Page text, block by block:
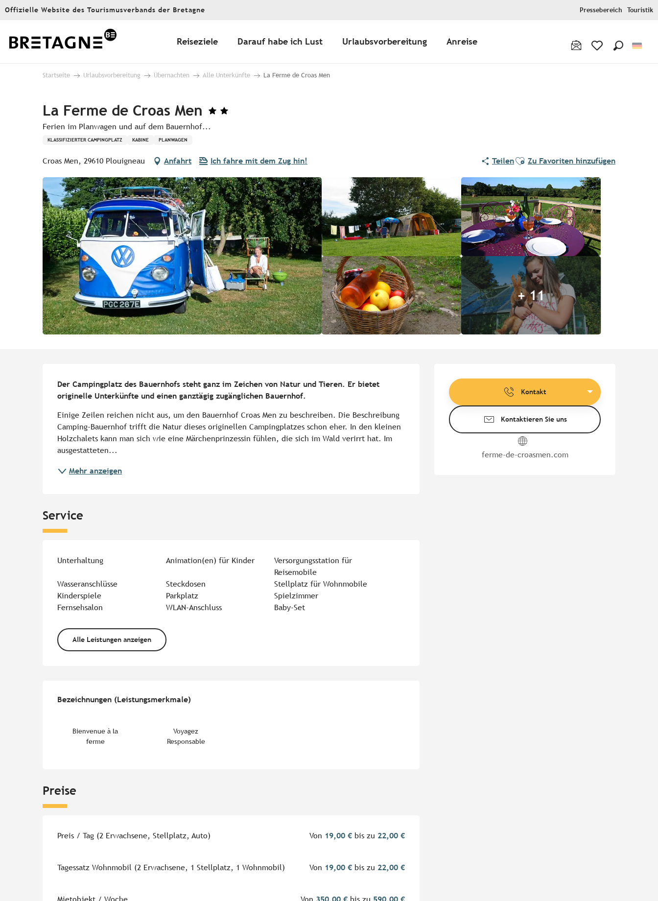
Aller
principal
Offizielle Website des Tourismusverbands der Bretagne Pressebereich Touristik
Reiseziele Darauf habe ich Lust Urlaubsvorbereitung Anreise
Startseite Urlaubsvorbereitung Übernachten Alle Unterkünfte La Ferme de Croas Men
La Ferme de Croas Men
Ferien im Planwagen und auf dem Bauernhof...
KLASSIFIZIERTER CAMPINGPLATZ KABINE PLANWAGEN
Croas Men, 29610 Plouigneau Anfahrt Ich fahre mit dem Zug hin! TeilenAjouter aux favoris
Zu Favoriten hinzufügen
+ 11
Öffnungszeiten &
Kontakt
Kontaktieren Sie uns
ferme-de-croasmen.com
Der Campingplatz des Bauernhofs steht ganz im Zeichen von Natur und Tieren. Er bietet
originelle Unterkünfte und einen ganztägig zugänglichen Bauernhof.
Einige Zeilen reichen nicht aus, um den Bauernhof Croas Men zu beschreiben. Die Beschreibung
Camping-Bauernhof trifft die Natur dieses originellen Campingplatzes schon eher. In den kleinen
Holzchalets kann man sich wie eine Märchenprinzessin fühlen, die sich im Wald verirrt hat. Im
ausgestatteten...
Mehr anzeigen
Service
Unterhaltung Animation(en) für Kinder
Versorgungsstation für
Reisemobile
Wasseranschlüsse
Steckdosen
Stellplatz für Wohnmobile
Kinderspiele
Parkplatz
Spielzimmer
Fernsehsalon
WLAN-Anschluss Baby-Set
Alle Leistungen anzeigen
Bezeichnungen (Leistungsmerkmale)
Bezeichnungen (Leistungsmerkmale)
Bienvenue à la
ferme
Voyagez
Responsable
Preise
Preise 2026
Preis / Tag (2 Erwachsene, Stellplatz, Auto) Von 19,00 € bis zu 22,00 €
Tagessatz Wohnmobil (2 Erwachsene, 1 Stellplatz, 1 Wohnmobil) Von 19,00 € bis zu 22,00 €